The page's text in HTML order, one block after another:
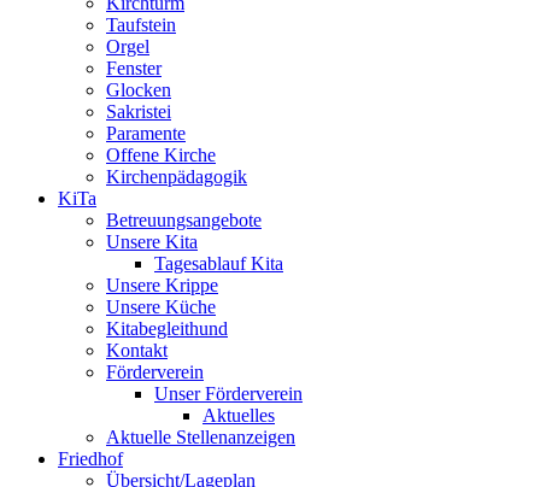
Taufstein
Orgel
Fenster
Glocken
Sakristei
Paramente
Offene Kirche
Kirchenpädagogik
KiTa
Betreuungsangebote
Unsere Kita
Tagesablauf Kita
Unsere Krippe
Unsere Küche
Kitabegleithund
Kontakt
Förderverein
Unser Förderverein
Aktuelles
Aktuelle Stellenanzeigen
Friedhof
Übersicht/Lageplan